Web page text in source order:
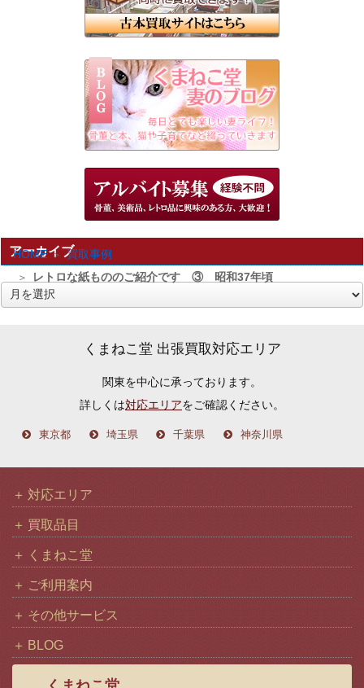
HOME
買取事例
レトロな紙もののご紹介です ③ 昭和37年頃
アーカイブ
くまねこ堂 出張買取対応エリア
関東を中心に承っております。
詳しくは対応エリアをご確認ください。
東京都 埼玉県 千葉県 神奈川県
対応エリア
買取品目
くまねこ堂
ご利用案内
その他サービス
BLOG